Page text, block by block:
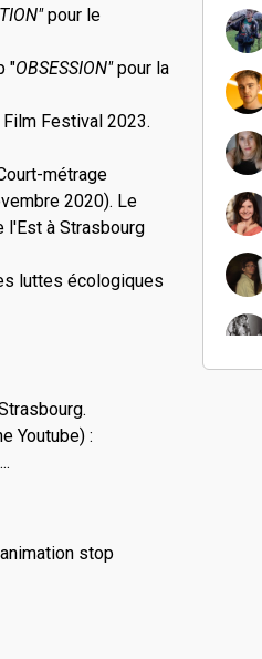
pour le
"OBSESSION"pour la
Festival 2023.
métrage
2020). Le
l'Est à Strasbourg
luttes écologiques
Youtube) :
stop